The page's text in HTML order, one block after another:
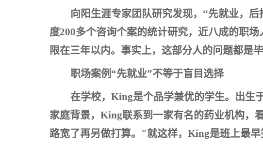
向阳生涯专家团队研究发现，“先就业，
度200多个咨询个案的统计研究，近八成的职
限在三年以内。事实上，这部分人的问题都是
职场案例“先就业”不等于盲目选择
在学校，King是个品学兼优的学生。出生
家庭背景，King联系到一家有名的药业机构，
路宽了再另做打算。"就这样，King是班上最